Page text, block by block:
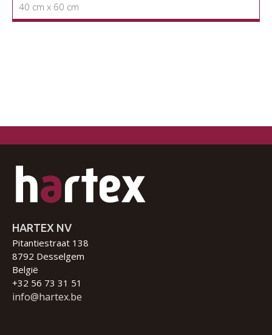
40 cm x 60 cm
HARTEX NV
Pitantiestraat 138
8792 Desselgem
België
+32 56 73 31 51
info@hartex.be